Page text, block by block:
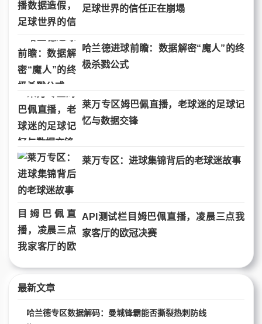
足球世界的信任正在崩塌
哈兰德进球前瞻：数据解密“魔人”的终
极杀戮公式
莱万专区姆巴佩直播，老球迷的足球记
忆与数据交锋
莱万专区：进球集锦背后的老球迷故事
API测试栏目姆巴佩直播，凌晨三点我
家客厅的欧冠决赛
最新文章
哈兰德专区数据解码：曼城锋霸能否撕裂热刺防线